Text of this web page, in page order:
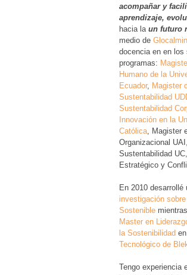
acompañar y
aprendizaje,
hacia la un futuro
medio de
docencia en en los
programas:
Humano de la
Ecuador, Magister
Sustentabilidad
Sustentabilidad
Innovación en la
Católica , Magister
Organizacional
Sustentabilidad
Estratégico y
En 2010 desarrollé
investigación
Sostenible
Master en
la Sostenibilidad
Tecnológico de
Tengo experiencia